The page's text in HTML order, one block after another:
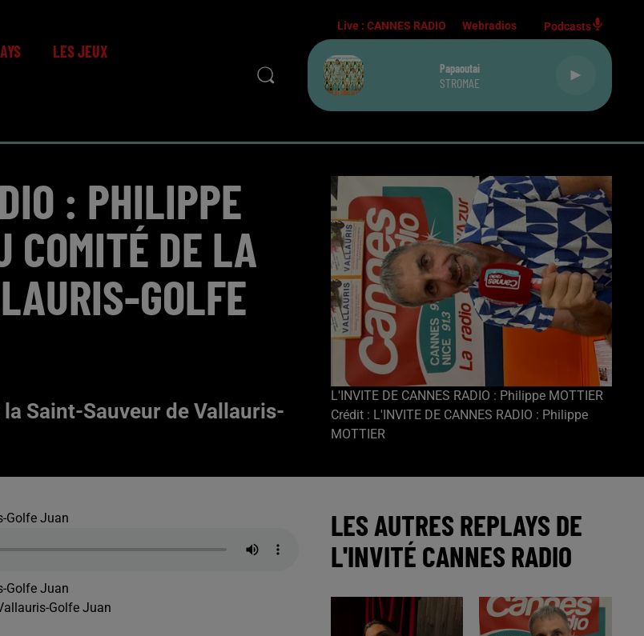
LES JEUX
Live :CANNES RADIO Webradios Podcasts
Papaoutai
STROMAE
: PHILIPPE
COMITÉ DE LA
GOLFE
Saint-Sauveur de Vallauris-
L'INVITE DE CANNES RADIO : Philippe MOTTIER
Crédit : L'INVITE DE CANNES RADIO : Philippe
MOTTIER
Golfe Juan
Golfe Juan
Golfe Juan
LES AUTRES REPLAYS DE
L'INVITÉ CANNES RADIO